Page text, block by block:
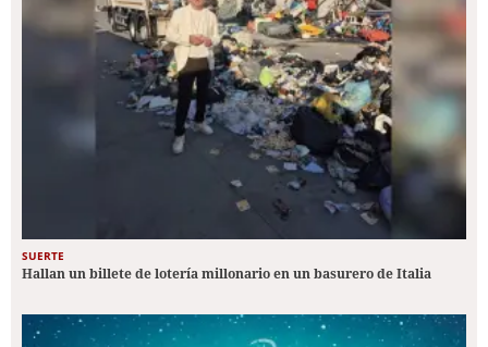
SUERTE
Hallan un billete de lotería millonario en un basurero de Italia